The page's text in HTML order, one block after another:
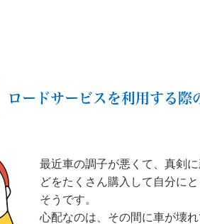
ロードサービスを利用する際
最近車の調子が悪くて、真剣
どをたくさん購入して自分に
そうです。
心配なのは、その間に車が壊